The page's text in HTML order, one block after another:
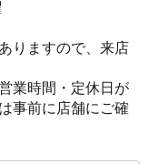
りますので、来店
業時間・定休日が
事前に店舗にご確